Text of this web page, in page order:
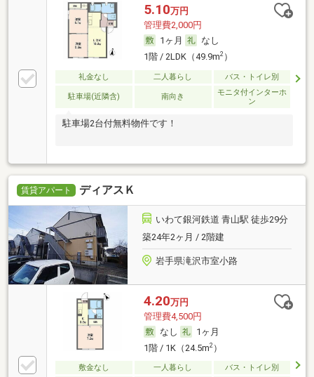
5.10万円
管理費2,000円
1ヶ月
なし
1階 / 2LDK（49.9m2）
礼金なし 二人暮らし バス・トイレ別
駐車場(近隣含) 南向き
モニタ付インターホ
ン
駐車場2台付無料物件です！
賃貸アパート ディアスＫ
いわて銀河鉄道 青山駅 徒歩29分
築24年2ヶ月 / 2階建
岩手県滝沢市室小路
4.20万円
管理費4,500円
なし
1ヶ月
1階 / 1K（24.5m2）
敷金なし 一人暮らし
バス・トイレ別